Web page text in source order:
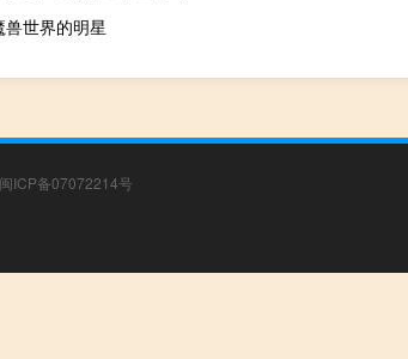
兽世界的明星
闽ICP备07072214号